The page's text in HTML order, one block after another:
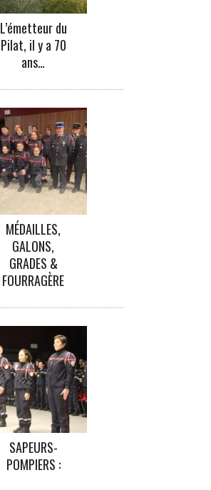
L’émetteur du
Pilat, il y a 70
ans…
MÉDAILLES,
GALONS,
GRADES &
FOURRAGÈRE
SAPEURS-
POMPIERS :